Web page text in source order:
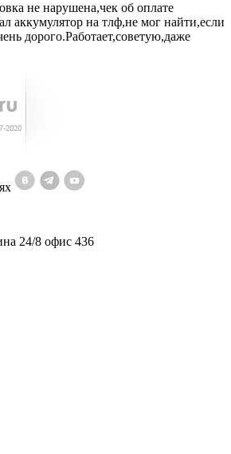
не нарушена,чек об оплате
аккумулятор на тлф,не мог найти,если
дорого.Работает,советую,даже
24/8 офис 436